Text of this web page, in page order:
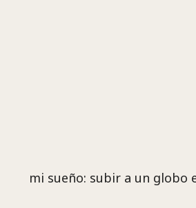
mi sueño: subir a un globo